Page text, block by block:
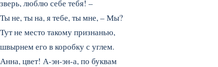
зверь, люблю себе тебя! –
Ты не, ты на, я тебе, ты мне, – Мы?
Тут не место такому признанью,
швырнем его в коробку с углем.
Анна, цвет! А-эн-эн-а, по буквам